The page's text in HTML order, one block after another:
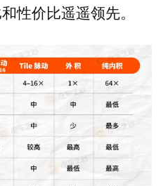
性价比遥遥领先。